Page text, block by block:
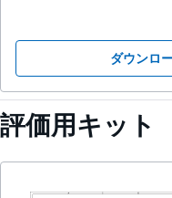
ダウンロ
評価用キット